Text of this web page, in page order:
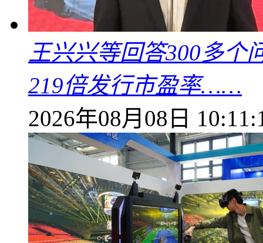
王兴兴等回答300多个
219倍发行市盈率……
2026年08月08日